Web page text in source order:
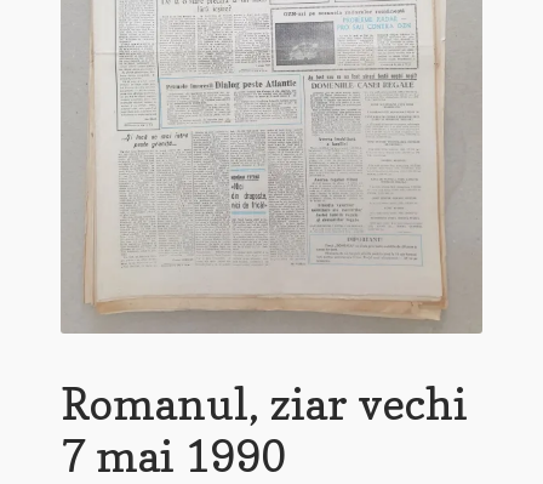
Romanul, ziar vechi
7 mai 1990